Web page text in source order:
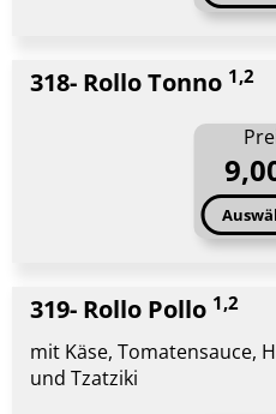
318- Rollo Tonno 1,2
319- Rollo Pollo 1,2
mit Käse, Tomatensauce,
und Tzatziki